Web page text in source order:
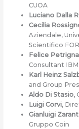
CUOA
Luciano Dalla
Cecilia
Aziendale,
Scientifico
Felice
Consultant
Karl Heinz
and Group
Aldo Di Stasio,
Luigi Corvi,
Gianluigi
Gruppo Coin